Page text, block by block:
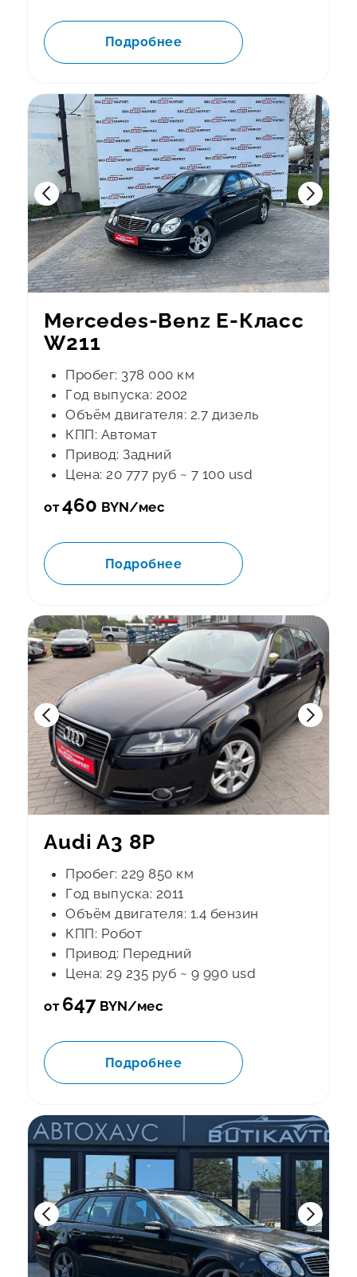
Подробнее
Mercedes-Benz E-Класс
W211
Пробег: 378 000 км
Год выпуска: 2002
Объём двигателя: 2.7 дизель
КПП: Автомат
Привод: Задний
Цена: 20 777 руб ~ 7 100 usd
от460 BYN/мес
Подробнее
Audi A3 8P
Пробег: 229 850 км
Год выпуска: 2011
Объём двигателя: 1.4 бензин
КПП: Робот
Привод: Передний
Цена: 29 235 руб ~ 9 990 usd
от 647BYN/мес
Подробнее